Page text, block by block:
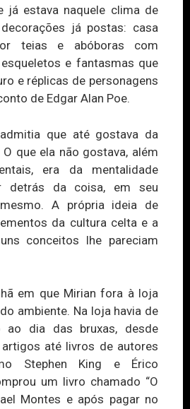
já estava naquele clima de
já postas: casa
teias e abóboras com
e fantasmas que
e réplicas de personagens
de Edgar Alan Poe.
que até gostava da
que ela não gostava, além
era da mentalidade
detrás da coisa, em seu
mesmo. A própria ideia de
da cultura celta e a
conceitos lhe pareciam
que Mirian fora à loja
ambiente. Na loja havia de
ao dia das bruxas, desde
até livros de autores
Stephen King e Érico
um livro chamado “O
Montes e após pagar no